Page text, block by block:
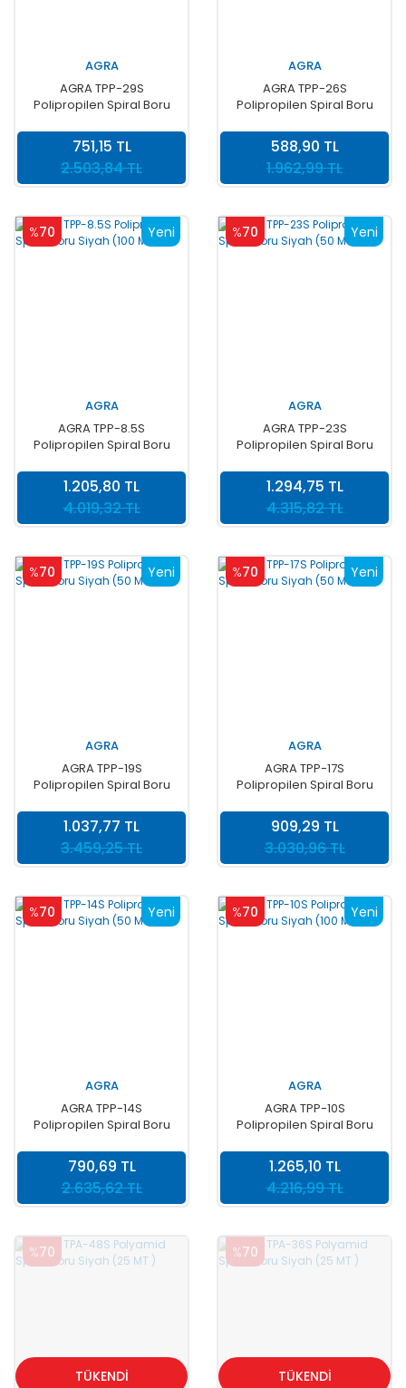
AGRA
AGRA TPP-29S
Polipropilen Spiral Boru
2.503,84 TL
751,15 TL
AGRA
AGRA TPP-26S
Polipropilen Spiral Boru
1.962,99 TL
588,90 TL
Yeni
%70
AGRA
AGRA TPP-8.5S
Polipropilen Spiral Boru
4.019,32 TL
1.205,80 TL
Yeni
%70
AGRA
AGRA TPP-23S
Polipropilen Spiral Boru
4.315,82 TL
1.294,75 TL
Yeni
%70
AGRA
AGRA TPP-19S
Polipropilen Spiral Boru
3.459,25 TL
1.037,77 TL
Yeni
%70
AGRA
AGRA TPP-17S
Polipropilen Spiral Boru
3.030,96 TL
909,29 TL
Yeni
%70
AGRA
AGRA TPP-14S
Polipropilen Spiral Boru
2.635,62 TL
790,69 TL
Yeni
%70
AGRA
AGRA TPP-10S
Polipropilen Spiral Boru
4.216,99 TL
1.265,10 TL
%70
TÜKENDİ
%70
TÜKENDİ